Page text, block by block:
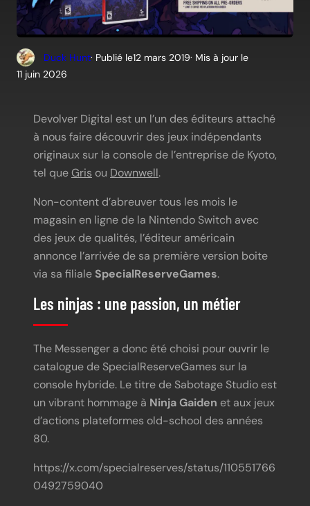
Duck Hunt· Publié le12 mars 2019· Mis à jour le
11 juin 2026
Devolver Digital est un l’un des éditeurs attaché
à nous faire découvrir des jeux indépendants
originaux sur la console de l’entreprise de Kyoto,
tel queGris ou Downwell.
Non-content d’abreuver tous les mois le
magasin en ligne de la Nintendo Switch avec
des jeux de qualités, l’éditeur américain
annonce l’arrivée de sa première version boite
via sa filiale SpecialReserveGames.
Les ninjas : une passion, un métier
The Messenger a donc été choisi pour ouvrir le
catalogue de SpecialReserveGames sur la
console hybride. Le titre de Sabotage Studio est
un vibrant hommage à Ninja Gaiden et aux jeux
d’actions plateformes old-school des années
80.
https://x.com/specialreserves/status/110551766
0492759040